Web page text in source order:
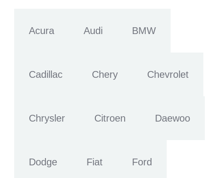
Acura Audi BMW
Cadillac Chery Chevrolet
Chrysler Citroen Daewoo
Dodge Fiat Ford